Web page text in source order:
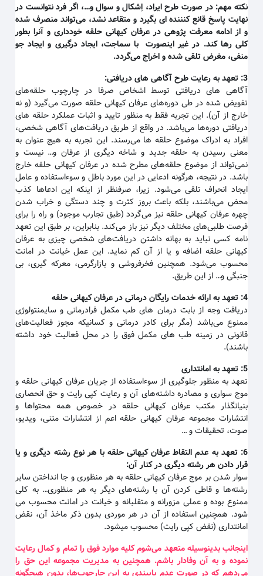
نکته مهم: در صورت طرح ایراد، اِشکال و سوال و…، اگر فرد نتوانست در
نهایت پاسخ قانع کنننده ای بگیرد و متقاعد نشد، می‌تواند منصرف شده
و از ادامه معرفت پژوهی در عرفان کیهانی حلقه خودداری و آنرا بطور
کلی رها کند. در غیر اینصورت با سماجت، ایجاد درگیری و ایجاد جو
منفی، مغرض تلقی شده و اخراج می‌گردد.
تعهد به رعایت طرح آگاهی های دریافتی:
آگاهی های دریافتی توسط اشخاص صرفا در چارچوب حلقه‌های
تفویض شده در طی دوره‌های عرفان کیهانی حلقه صورت می‌گیرد (و نه
خارج از آن). این تجربه فقط به منظور تایید و اثبات عملکرد حلقه های
دریافتی دوره‌ها می‌باشد. در واقع از طریق دریافت‌های آگاهی شخصی،
افراد به ادراک موضوع حلقه ها می‌رسند. این تجربه به هیج عنوان به
معنی رسیدن به حلقه جدید و شاخه دیگری از عرفان و… نیست و
نمی‌تواند از موضوع حلقه‌های مطرح شده در عرفان کیهانی حلقه خارج
باشد. در نتیجه، هرگونه ادعایی در این مورد باطل و سوءاستفاده و عامل
ایجاد انحراف تلقی می‌شود. زیرا، صرفنظر از اینکه این ادعاها کذب
محض می‌باشند، بلکه باعث بروز کثرت و چند دستگی و خراب شدن
چهره عرفان کیهانی حلقه نیز می‌گردد (طبق تجارب موجود) و راه را برای
فرصت طلبی‌های مختلف دیگر نیز باز می‌کند. بنابراین، بر طبق این تعهد
نامه کسی نباید به بهانه داشتن دریافت‌های شخصی چیزی به عرفان
کیهانی حلقه اضافه و یا از آن کم نماید. این عمل خیانت در امانت
محسوب می‌شود. همچنین فخرفروشی و بازارگرمی، معرکه گیری، بی
جنبگی و… از این طریق.
تعهد به ارائه خدمات رایگان درمانی در عرفان کیهانی حلقه
دریافت وجه از بابت درمان های طب مکمل فرادرمانی و سایمنتولوژی
ممنوع می‌باشد (مگر برای کادر درمانی و کسانیکه مجوز فعالیت‌های
قانونی در زمینه طب های مکمل فوق را در محل فعالیت خود داشته
باشند).
تعهد به امانتداری
تعهد به منظور جلوگیری از سوءاستفاده از جریان عرفان کیهانی حلقه و
موج سواری و مصادره داشته‌های آن و رعایت کپی رایت و حق انحصاری
بنیانگذار مکتب عرفان کیهانی حلقه در خصوص همه محتواها و
انتشارات مجموعه عرفان کیهانی حلقه اعم از انتشارات متنی، ویدیو،
صوت، تحقیقات و …
تعهد به عدم التقاط عرفان کیهانی حلقه با هر نوع رشته دیگری و یا
قرار دادن هر رشته دیگری در کنار آن:
سوار شدن بر موج عرفان کیهانی حلقه به هر منظوری و جا انداختن سایر
رشته‌ها و قاطی کردن آن با رشته‌های دیگر به هر منظوری… به کلی
ممنوع بوده و عملی مزورانه و متقلبانه و خیانت در امانت محسوب می
شود. همچنین استفاده از آن در هر موردی بدون ذکر ماخذ آن، نقض
امانتداری (نقض کپی رایت) محسوب میشود.
اینجانب بدینوسیله متعهد می‌شوم کلیه موارد فوق را تمام و کمال رعایت
نموده و به آن وفادار باشم. همچنین به مدیریت مجموعه این حق را
می‌دهم که در صورت عدم پایبندی به این چارچوب‌ها، بدون هیچگونه